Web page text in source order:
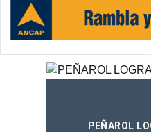
PEÑAROL